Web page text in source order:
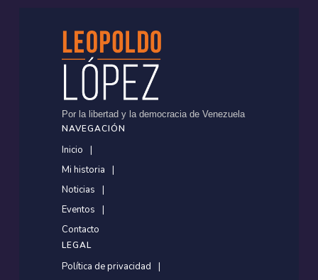
Por la libertad y la democracia de Venezuela
NAVEGACIÓN
Inicio
Mi historia
Noticias
Eventos
Contacto
LEGAL
Política de privacidad